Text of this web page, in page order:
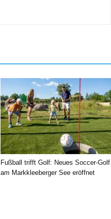
Fußball trifft Golf: Neues Soccer-Golf
am Markkleeberger See eröffnet